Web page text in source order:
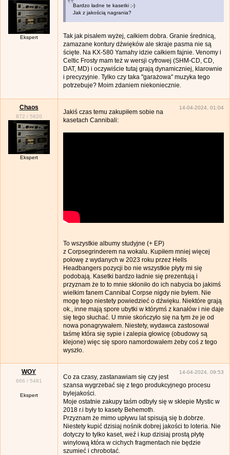
Ekspert
Bardzo ładne te kasetki ;-)
Jak z jakością nagrania?
Tak jak pisałem wyżej, całkiem dobra. Granie średnicą,
zamazane kontury dźwięków ale skraje pasma nie są
ścięte. Na KX-580 Yamahy idzie całkiem fajnie. Venomy i
Celtic Frosty mam też w wersji cyfrowej (SHM-CD, CD,
DAT, MD) i oczywiście tutaj grają dynamiczniej, klarownie
i precyzyjnie. Tylko czy taka "garażowa" muzyka tego
potrzebuje? Moim zdaniem niekoniecznie.
Chaos
872 / 5820
Ekspert
14-04-2024, 01:04
Jakiś czas temu zakupiłem sobie na
kasetach Cannibali:
To wszystkie albumy studyjne (+ EP)
z Corpsegrinderem na wokalu. Kupiłem mniej więcej
połowę z wydanych w 2023 roku przez Hells
Headbangers pozycji bo nie wszystkie płyty mi się
podobają. Kasetki bardzo ładnie się prezentują i
przyznam że to to mnie skłoniło do ich nabycia bo jakimś
wielkim fanem Cannibal Corpse nigdy nie byłem. Nie
mogę tego niestety powiedzieć o dźwięku. Niektóre grają
ok., inne mają spore ubytki w którymś z kanałów i nie daje
się tego słuchać. U mnie skończyło się na tym że je od
nowa ponagrywałem. Niestety, wydawca zastosował
taśmę która się sypie i zalepia głowicę (obudowy są
klejone) więc się sporo namordowałem żeby coś z tego
wyszło.
WOY
666 / 5481
Ekspert
14-04-2024, 09:53
Co za czasy, zastanawiam się czy jest
szansa wygrzebać się z tego produkcyjnego procesu
bylejakości.
Moje ostatnie zakupy taśm odbyły się w sklepie Mystic w
2018 r.i były to kasety Behemoth.
Przyznam że mimo upływu lat spisują się b.dobrze.
Niestety kupić dzisiaj nośnik dobrej jakości to loteria. Nie
dotyczy to tylko kaset, weź i kup dzisiaj prostą płytę
winylową która w cichych fragmentach nie będzie
szumieć i chrobotać.